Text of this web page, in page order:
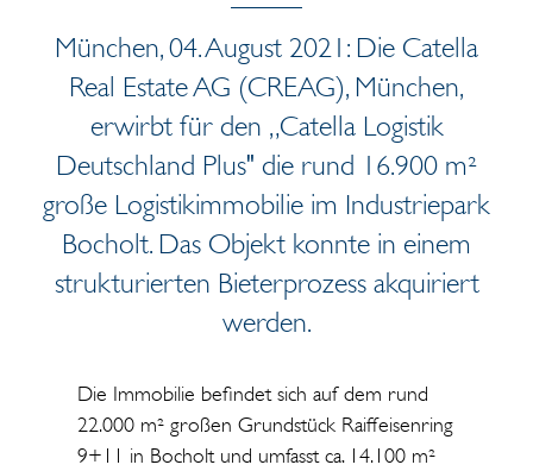
München, 04. August 2021: Die Catella
Real Estate AG (CREAG), München,
erwirbt für den „Catella Logistik
Deutschland Plus" die rund 16.900 m²
große Logistikimmobilie im Industriepark
Bocholt. Das Objekt konnte in einem
strukturierten Bieterprozess akquiriert
werden.
Die Immobilie befindet sich auf dem rund
22.000 m² großen Grundstück Raiffeisenring
9+11 in Bocholt und umfasst ca. 14.100 m²